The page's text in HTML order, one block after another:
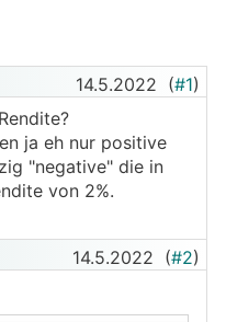
14.5.2022 (#1)
ja eh nur positive
"negative" die in
von 2%.
14.5.2022 (#2)